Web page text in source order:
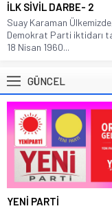
İLK SİVİL DARBE- 2
Suay Karaman
Demokrat Parti iktidarı
18 Nisan 1960...
GÜNCEL
YENİ PARTİ